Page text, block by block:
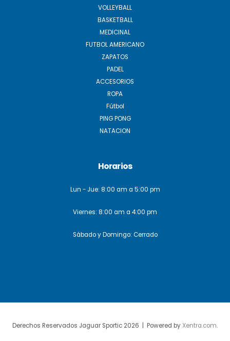
VOLLEYBALL
BASKETBALL
MEDICINAL
FUTBOL AMERICANO
ZAPATOS
PADEL
ACCESORIOS
ROPA
Fútbol
PING PONG
NATACION
Horarios
Lun - Jue: 8:00 am a 5:00 pm
Viernes: 8:00 am a 4:00 pm
Sábado y Domingo: Cerrado
Derechos Reservados Jaguar Sportic 2026 | Powered byXentra.com.